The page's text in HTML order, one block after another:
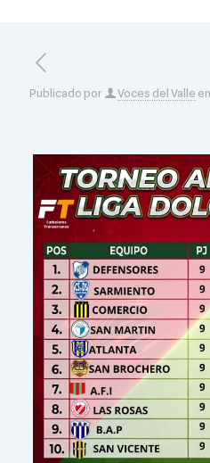
Publicado por Voces del Valle en